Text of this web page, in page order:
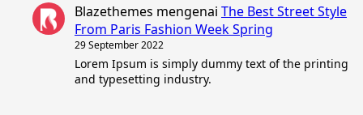
Blazethemes mengenai The Best Street Style
From Paris Fashion Week Spring
29 September 2022
Lorem Ipsum is simply dummy text of the printing
and typesetting industry.